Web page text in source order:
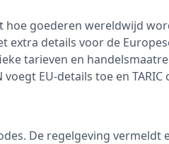
hoe goederen wereldwijd
extra details voor de
tarieven en
EU-details toe en
De regelgeving vermeldt